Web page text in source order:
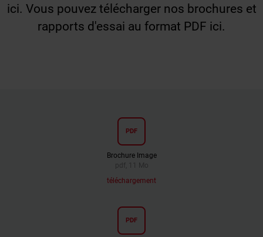
ici. Vous pouvez télécharger nos brochures et
rapports d'essai au format PDF ici.
PDF
Brochure Image
pdf, 11 Mo
téléchargement
PDF